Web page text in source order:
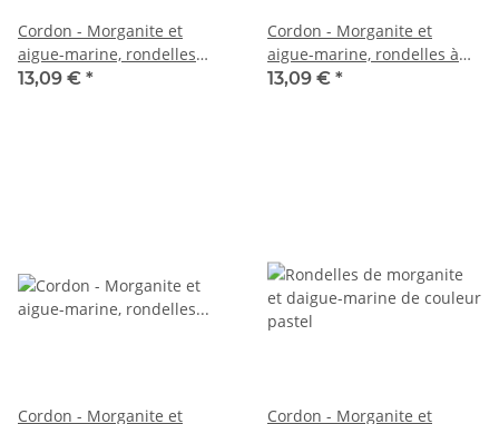
Cordon - Morganite et
aigue-marine, rondelles
bouliers facettées 2x3mm
13,09 € *
Cordon - Morganite et
aigue-marine, rondelles à
facettes 1,5x2,5 mm
13,09 € *
Cordon - Morganite et
Cordon - Morganite et